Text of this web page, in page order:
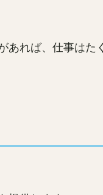
れば、仕事はた